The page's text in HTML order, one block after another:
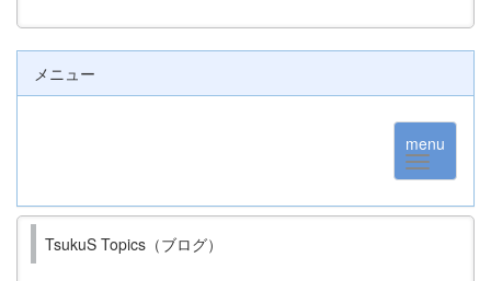
メニュー
menu
TsukuS Topics（ブログ）